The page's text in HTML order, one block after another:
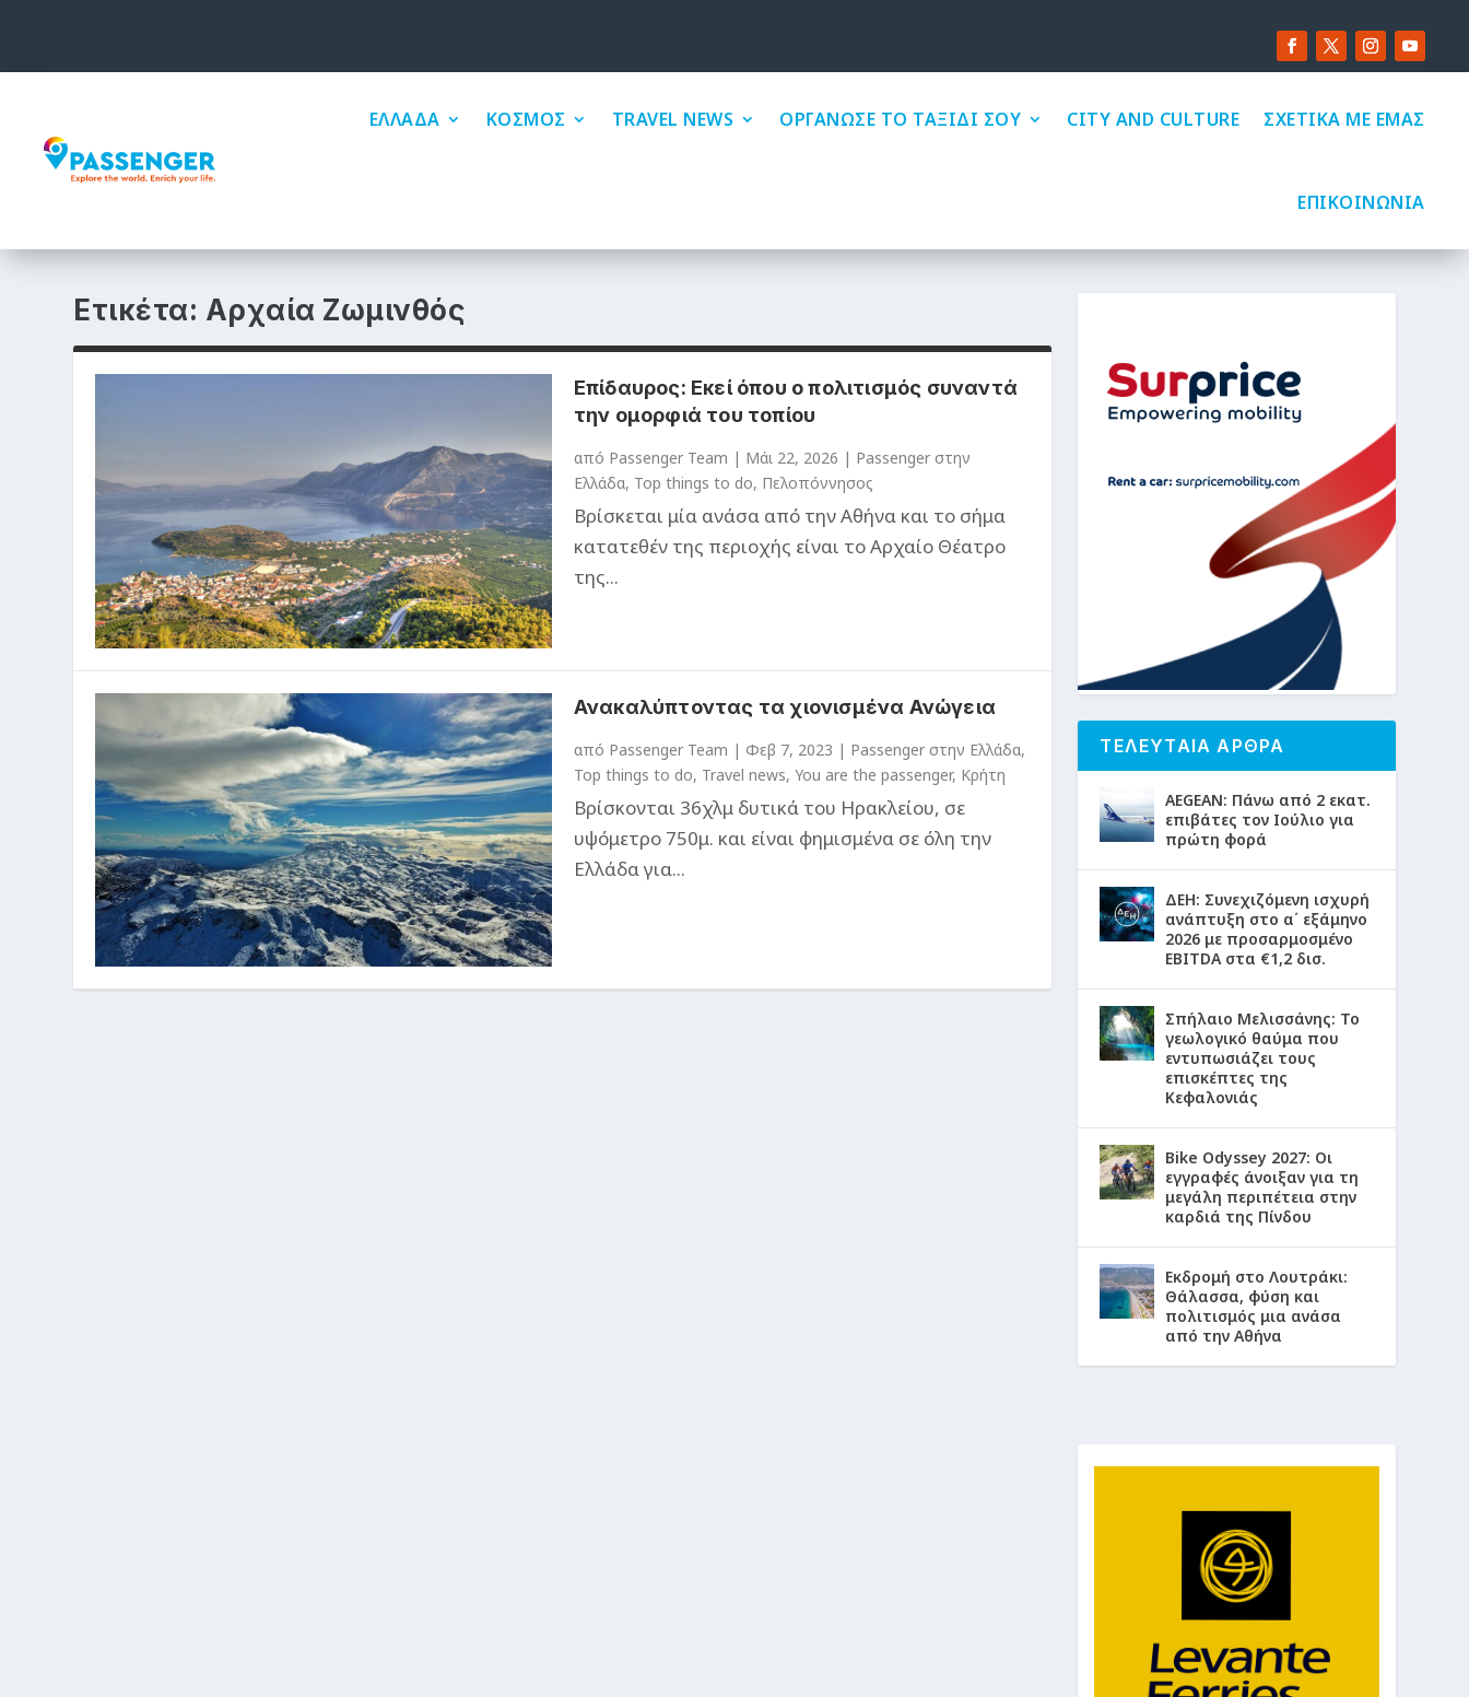
ΕΛΛΑΔΑ ΚΟΣΜΟΣ TRAVEL NEWS ΟΡΓΑΝΩΣΕ ΤΟ ΤΑΞΙΔΙ ΣΟΥ CITY AND CULTURE ΣΧΕΤΙΚΑ ΜΕ ΕΜΑΣ
ΕΠΙΚΟΙΝΩΝΙΑ
Ετικέτα: Αρχαία Ζωμινθός
Επίδαυρος: Εκεί όπου ο πολιτισμός συναντά
την ομορφιά του τοπίου
από Passenger Team | Μάι 22, 2026 | Passenger στην
Ελλάδα, Top things to do, Πελοπόννησος
Βρίσκεται μία ανάσα από την Αθήνα και το σήμα
κατατεθέν της περιοχής είναι το Αρχαίο Θέατρο
της...
Ανακαλύπτοντας τα χιονισμένα Ανώγεια
από Passenger Team | Φεβ 7, 2023 | Passenger στην Ελλάδα,
Top things to do, Travel news, You are the passenger, Κρήτη
Βρίσκονται 36χλμ δυτικά του Ηρακλείου, σε
υψόμετρο 750μ. και είναι φημισμένα σε όλη την
Ελλάδα για...
ΤΕΛΕΥΤΑΙΑ ΑΡΘΡΑ
AEGEAN: Πάνω από 2 εκατ.
επιβάτες τον Ιούλιο για
πρώτη φορά
ΔΕΗ: Συνεχιζόμενη ισχυρή
ανάπτυξη στο α΄ εξάμηνο
2026 με προσαρμοσμένο
EBITDA στα €1,2 δισ.
Σπήλαιο Μελισσάνης: Το
γεωλογικό θαύμα που
εντυπωσιάζει τους
επισκέπτες της
Κεφαλονιάς
Bike Odyssey 2027: Οι
εγγραφές άνοιξαν για τη
μεγάλη περιπέτεια στην
καρδιά της Πίνδου
Εκδρομή στο Λουτράκι:
Θάλασσα, φύση και
πολιτισμός μια ανάσα
από την Αθήνα